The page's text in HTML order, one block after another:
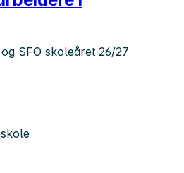
SFO skoleåret 26/27